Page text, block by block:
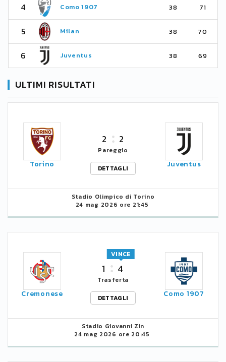
4 Como 1907 38 71
5 Milan 38 70
6 Juventus 38 69
ULTIMI RISULTATI
Torino
2 2
Pareggio
DETTAGLI
Juventus
Stadio Olimpico di Torino
24 mag 2026 ore 21:45
Cremonese
1 4
VINCE
Trasferta
DETTAGLI
Como 1907
Stadio Giovanni Zin
24 mag 2026 ore 20:45